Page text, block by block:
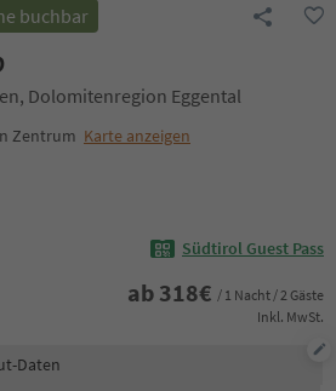
buchbar
Dolomitenregion Eggental
Zentrum Karte anzeigen
Südtirol Guest Pass
ab 318€ / 1 Nacht / 2 Gäste
Inkl. MwSt.
Daten